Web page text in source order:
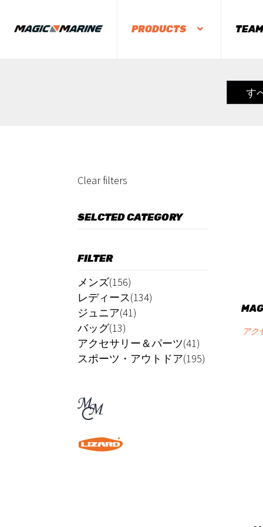
PRODUCTS TEAM
す
Clear filters
SELCTED CATEGORY
FILTER
メンズ(156)
レディース(134)
ジュニア(41)
バッグ(13)
アクセサリー＆パーツ(41)
スポーツ・アウトドア(195)
アク